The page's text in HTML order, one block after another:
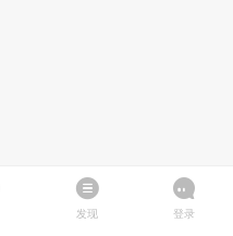
发现 登录